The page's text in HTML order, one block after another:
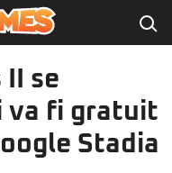
se
va fi gratuit
Stadia